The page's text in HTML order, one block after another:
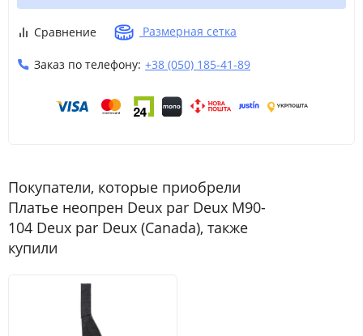
Сравнение Размерная сетка
Заказ по телефону: +38 (050) 185-41-89
Покупатели, которые приобрели
Платье неопрен Deux par Deux M90-
104 Deux par Deux (Canada), также
купили